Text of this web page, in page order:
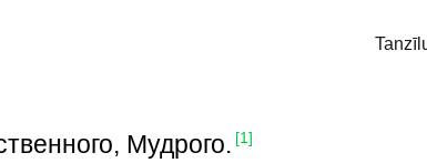
Мудрого. [1]